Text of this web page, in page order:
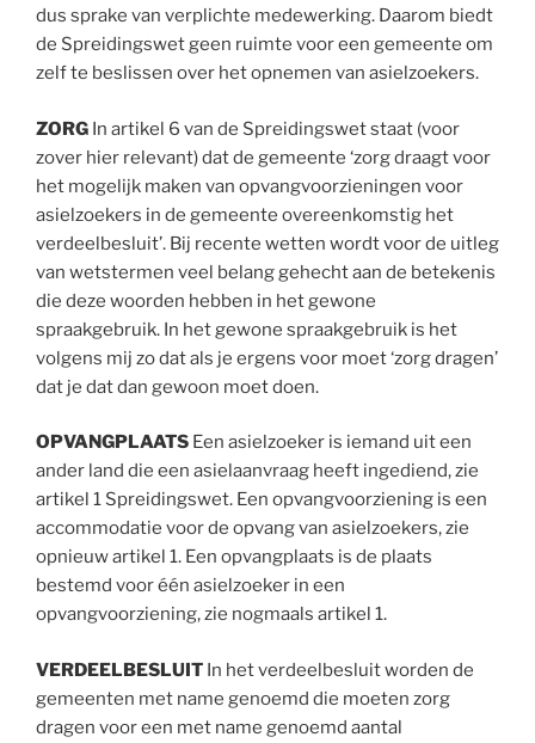
dus sprake van verplichte medewerking. Daarom biedt
de Spreidingswet geen ruimte voor een gemeente om
zelf te beslissen over het opnemen van asielzoekers.
ZORG In artikel 6 van de Spreidingswet staat (voor
zover hier relevant) dat de gemeente ‘zorg draagt voor
het mogelijk maken van opvangvoorzieningen voor
asielzoekers in de gemeente overeenkomstig het
verdeelbesluit’. Bij recente wetten wordt voor de uitleg
van wetstermen veel belang gehecht aan de betekenis
die deze woorden hebben in het gewone
spraakgebruik. In het gewone spraakgebruik is het
volgens mij zo dat als je ergens voor moet ‘zorg dragen’
dat je dat dan gewoon moet doen.
OPVANGPLAATS Een asielzoeker is iemand uit een
ander land die een asielaanvraag heeft ingediend, zie
artikel 1 Spreidingswet. Een opvangvoorziening is een
accommodatie voor de opvang van asielzoekers, zie
opnieuw artikel 1. Een opvangplaats is de plaats
bestemd voor één asielzoeker in een
opvangvoorziening, zie nogmaals artikel 1.
VERDEELBESLUIT In het verdeelbesluit worden de
gemeenten met name genoemd die moeten zorg
dragen voor een met name genoemd aantal